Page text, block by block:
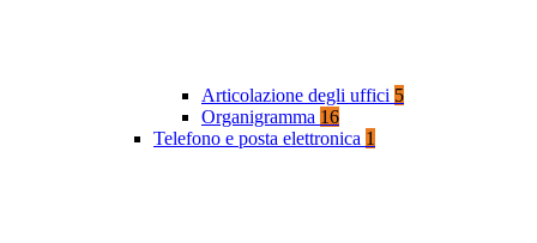
Articolazione degli uffici 5
Organigramma 16
Telefono e posta elettronica 1